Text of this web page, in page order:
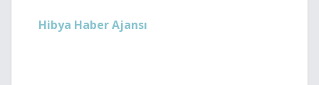
Hibya Haber Ajansı